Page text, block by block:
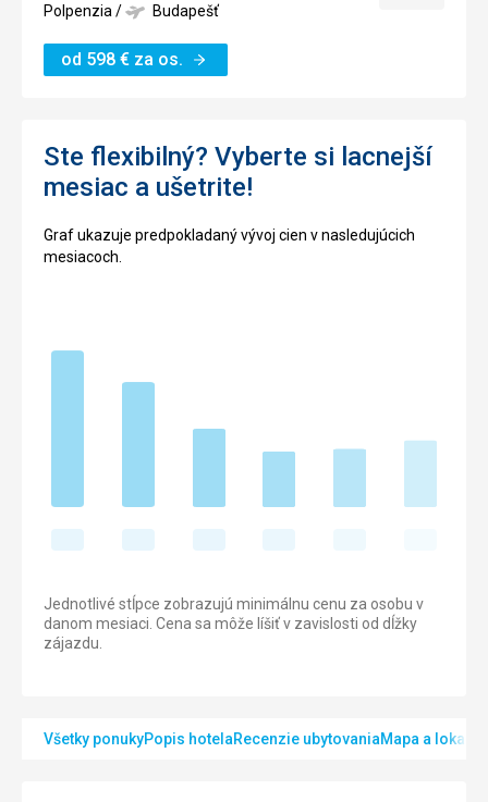
Polpenzia / Budapešť
od 598 € za os.
Ste flexibilný? Vyberte si lacnejší
mesiac a ušetrite!
Graf ukazuje predpokladaný vývoj cien v nasledujúcich
mesiacoch.
Jednotlivé stĺpce zobrazujú minimálnu cenu za osobu v
danom mesiaci. Cena sa môže líšiť v zavislosti od dĺžky
zájazdu.
Všetky ponukyPopis hotelaRecenzie ubytovaniaMapa a lokalita